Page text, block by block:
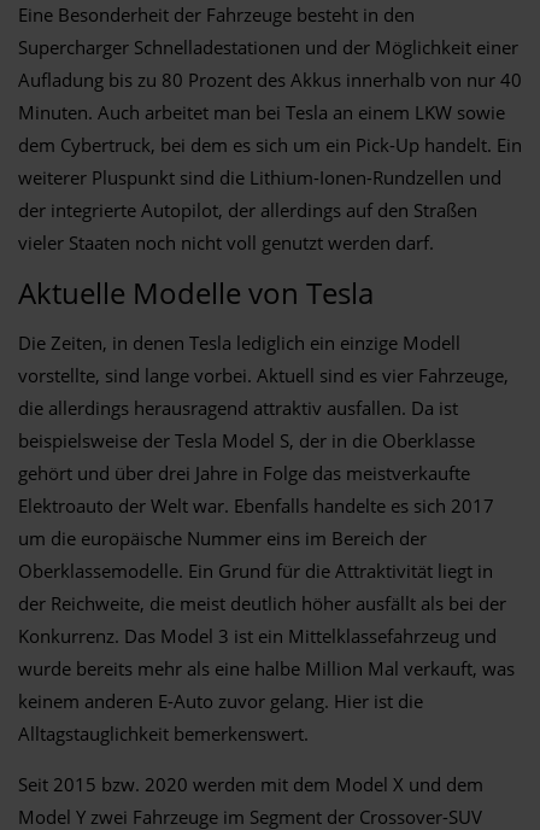
Eine Besonderheit der Fahrzeuge besteht in den
Supercharger Schnelladestationen und der Möglichkeit einer
Aufladung bis zu 80 Prozent des Akkus innerhalb von nur 40
Minuten. Auch arbeitet man bei Tesla an einem LKW sowie
dem Cybertruck, bei dem es sich um ein Pick-Up handelt. Ein
weiterer Pluspunkt sind die Lithium-Ionen-Rundzellen und
der integrierte Autopilot, der allerdings auf den Straßen
vieler Staaten noch nicht voll genutzt werden darf.
Aktuelle Modelle von Tesla
Die Zeiten, in denen Tesla lediglich ein einzige Modell
vorstellte, sind lange vorbei. Aktuell sind es vier Fahrzeuge,
die allerdings herausragend attraktiv ausfallen. Da ist
beispielsweise der Tesla Model S, der in die Oberklasse
gehört und über drei Jahre in Folge das meistverkaufte
Elektroauto der Welt war. Ebenfalls handelte es sich 2017
um die europäische Nummer eins im Bereich der
Oberklassemodelle. Ein Grund für die Attraktivität liegt in
der Reichweite, die meist deutlich höher ausfällt als bei der
Konkurrenz. Das Model 3 ist ein Mittelklassefahrzeug und
wurde bereits mehr als eine halbe Million Mal verkauft, was
keinem anderen E-Auto zuvor gelang. Hier ist die
Alltagstauglichkeit bemerkenswert.
Seit 2015 bzw. 2020 werden mit dem Model X und dem
Model Y zwei Fahrzeuge im Segment der Crossover-SUV